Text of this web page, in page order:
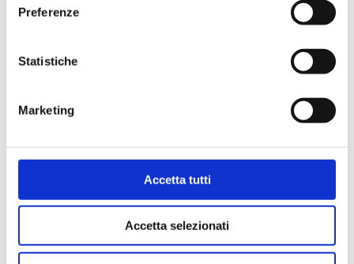
Preferenze
Statistiche
Marketing
Accetta tutti
Accetta selezionati
M04.K